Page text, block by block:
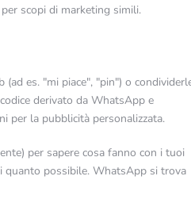
scopi di marketing simili.
es. "mi piace", "pin") o
derivato da WhatsApp e
per la pubblicità personalizzata.
per sapere cosa fanno con i tuoi
quanto possibile. WhatsApp si trova